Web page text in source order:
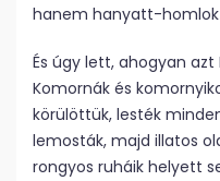
hanem hanyatt-homlok
És úgy lett, ahogyan
Komornák és
körülöttük, lesték
lemosták, majd illatos
rongyos ruháik helyett